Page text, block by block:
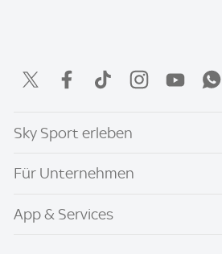
Sky Sport erleben
Für Unternehmen
App & Services